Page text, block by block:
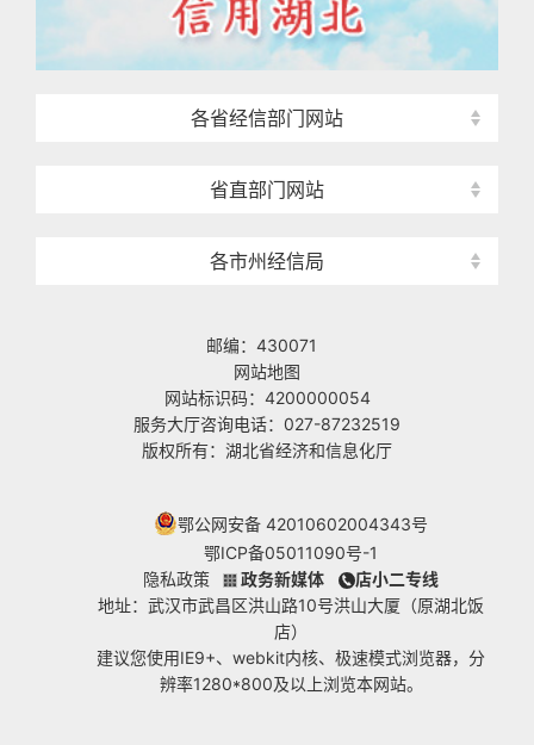
各省经信部门网站
省直部门网站
各市州经信局
邮编：430071
网站地图
网站标识码：4200000054
服务大厅咨询电话：027-87232519
版权所有：湖北省经济和信息化厅
鄂公网安备 42010602004343号
鄂ICP备05011090号-1
隐私政策
政务新媒体
店小二专线
地址：武汉市武昌区洪山路10号洪山大厦（原湖北饭
店）
建议您使用IE9+、webkit内核、极速模式浏览器，分
辨率1280*800及以上浏览本网站。